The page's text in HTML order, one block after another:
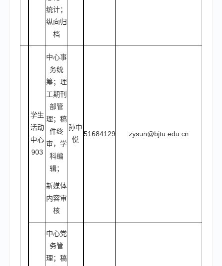
统计；
纵向归
档
学生
活动
中心
903
中心事
务统
筹；理
工期刊
部管
理；稿
件终
审，学
科编
辑；
新媒体
内容审
核
孙中
悦
51684129 zysun@bjtu.edu.cn
中心党
务管
理；稿